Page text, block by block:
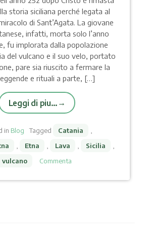
storia siciliana perché legata al
di Sant’Agata. La giovane
infatti, morta solo l’anno
fu implorata dalla popolazione
del vulcano e il suo velo, portato
pare sia riuscito a fermare la
e rituali a parte, […]
Leggi di piu…
in Blog Tagged Catania
Etna Lava Sicilia
vulcano
Commenta